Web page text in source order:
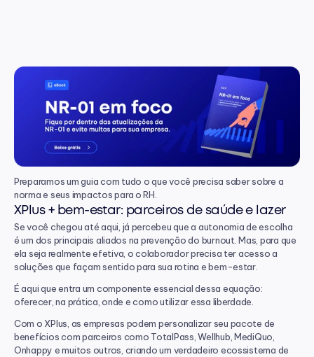
Preparamos um guia com tudo o que você precisa saber sobre a
norma e seus impactos para o RH.
XPlus + bem-estar: parceiros de saúde e lazer
Se você chegou até aqui, já percebeu que a autonomia de escolha
é um dos principais aliados na prevenção do burnout. Mas, para que
ela seja realmente efetiva, o colaborador precisa ter acesso a
soluções que façam sentido para sua rotina e bem-estar.
É aqui que entra um componente essencial dessa equação:
oferecer, na prática, onde e como utilizar essa liberdade.
Com o XPlus, as empresas podem personalizar seu pacote de
benefícios com parceiros como TotalPass, Wellhub, MediQuo,
Onhappy e muitos outros, criando um verdadeiro ecossistema de